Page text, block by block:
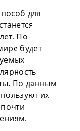
для
По
будет
По данным
их